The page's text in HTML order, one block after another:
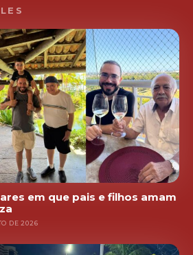
em que pais e filhos amam
DE 2026